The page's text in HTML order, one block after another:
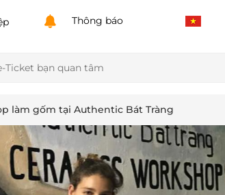
Thông báo
làm gốm tại Authentic Bát Tràng